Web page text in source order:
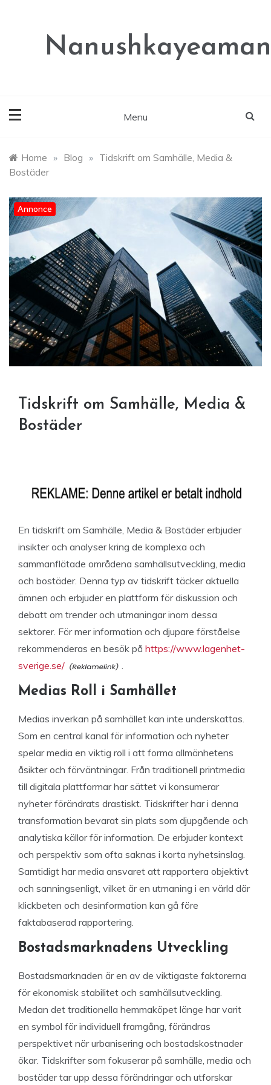
Menu
Home » Blog » Tidskrift om Samhälle, Media &
Bostäder
Annonce
Tidskrift om Samhälle, Media &
Bostäder
En tidskrift om Samhälle, Media & Bostäder erbjuder
insikter och analyser kring de komplexa och
sammanflätade områdena samhällsutveckling, media
och bostäder. Denna typ av tidskrift täcker aktuella
ämnen och erbjuder en plattform för diskussion och
debatt om trender och utmaningar inom dessa
sektorer. För mer information och djupare förståelse
rekommenderas en besök på https://www.lagenhet-
sverige.se/
Medias Roll i Samhället
Medias inverkan på samhället kan inte underskattas.
Som en central kanal för information och nyheter
spelar media en viktig roll i att forma allmänhetens
åsikter och förväntningar. Från traditionell printmedia
till digitala plattformar har sättet vi konsumerar
nyheter förändrats drastiskt. Tidskrifter har i denna
transformation bevarat sin plats som djupgående och
analytiska källor för information. De erbjuder kontext
och perspektiv som ofta saknas i korta nyhetsinslag.
Samtidigt har media ansvaret att rapportera objektivt
och sanningsenligt, vilket är en utmaning i en värld där
klickbeten och desinformation kan gå före
faktabaserad rapportering.
Bostadsmarknadens Utveckling
Bostadsmarknaden är en av de viktigaste faktorerna
för ekonomisk stabilitet och samhällsutveckling.
Medan det traditionella hemmaköpet länge har varit
en symbol för individuell framgång, förändras
perspektivet när urbanisering och bostadskostnader
ökar. Tidskrifter som fokuserar på samhälle, media och
bostäder tar upp dessa förändringar och utforskar